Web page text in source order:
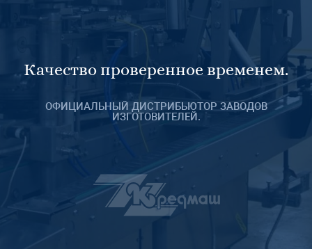
Качество проверенное временем.
ОФИЦИАЛЬНЫЙ ДИСТРИБЬЮТОР ЗАВОДОВ
ИЗГОТОВИТЕЛЕЙ.